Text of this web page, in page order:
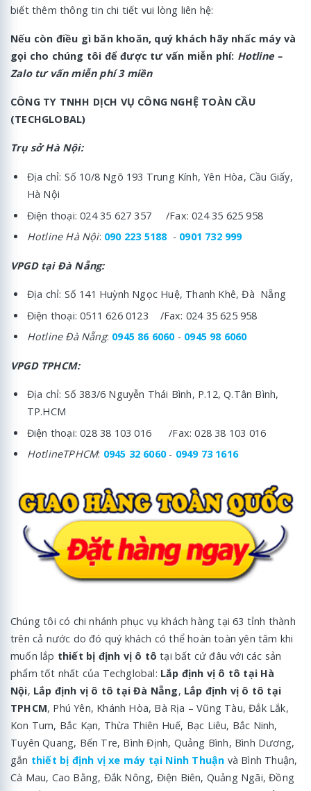
biết thêm thông tin chi tiết vui lòng liên hệ:
Nếu còn điều gì băn khoăn, quý khách hãy nhấc máy và
gọi cho chúng tôi để được tư vấn miễn phí: Hotline –
Zalo tư vấn miễn phí 3 miền
CÔNG TY TNHH DỊCH VỤ CÔNG NGHỆ TOÀN CẦU
(TECHGLOBAL)
Trụ sở Hà Nội:
Địa chỉ: Số 10/8 Ngõ 193 Trung Kính, Yên Hòa, Cầu Giấy,
Hà Nội
Điện thoại: 024 35 627 357 /Fax: 024 35 625 958
Hotline Hà Nội: 090 223 5188- 0901 732 999
VPGD tại Đà Nẵng:
Địa chỉ: Số 141 Huỳnh Ngọc Huệ, Thanh Khê, Đà Nẵng
Điện thoại: 0511 626 0123 /Fax: 024 35 625 958
Hotline Đà Nẵng: 0945 86 6060- 0945 98 6060
VPGD TPHCM:
Địa chỉ: Số 383/6 Nguyễn Thái Bình, P.12, Q.Tân Bình,
TP.HCM
Điện thoại: 028 38 103 016 /Fax: 028 38 103 016
HotlineTPHCM: 0945 32 6060- 0949 73 1616
Chúng tôi có chi nhánh phục vụ khách hàng tại 63 tỉnh thành
trên cả nước do đó quý khách có thể hoàn toàn yên tâm khi
muốn lắp thiết bị định vị ô tô tại bất cứ đâu với các sản
phẩm tốt nhất của Techglobal: Lắp định vị ô tô tại Hà
Nội, Lắp định vị ô tô tại Đà Nẵng, Lắp định vị ô tô tại
TPHCM, Phú Yên, Khánh Hòa, Bà Rịa – Vũng Tàu, Đắk Lắk,
Kon Tum, Bắc Kạn, Thừa Thiên Huế, Bạc Liêu, Bắc Ninh,
Tuyên Quang, Bến Tre, Bình Định, Quảng Bình, Bình Dương,
gắn thiết bị định vị xe máy tại Ninh Thuận và Bình Thuận,
Cà Mau, Cao Bằng, Đắk Nông, Điện Biên, Quảng Ngãi, Đồng